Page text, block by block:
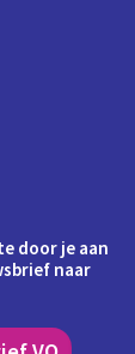
door je aan
naar